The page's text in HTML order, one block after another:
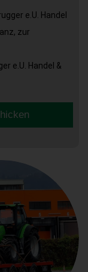
e.U. Handel
zur
e.U. Handel &